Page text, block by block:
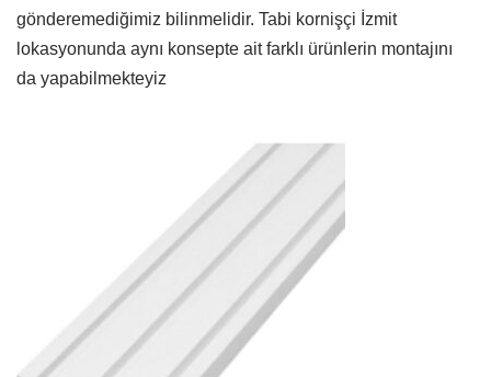
gönderemediğimiz bilinmelidir. Tabi kornişçi İzmit
lokasyonunda aynı konsepte ait farklı ürünlerin montajını
da yapabilmekteyiz